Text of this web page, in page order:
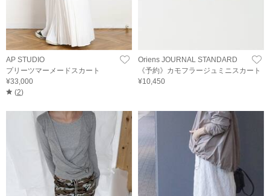
AP STUDIO
プリーツマーメードスカート
¥33,000
(2)
Oriens JOURNAL STANDARD
《予約》カモフラージュミニスカート
¥10,450